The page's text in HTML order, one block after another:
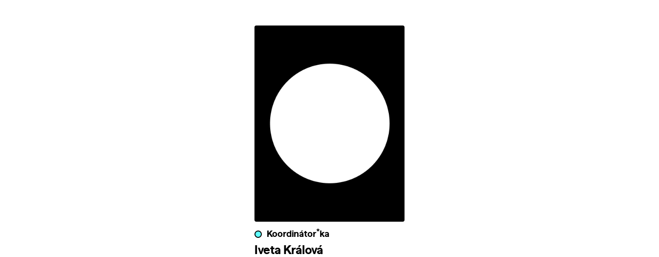
Koordinátor* ka
Iveta Králová